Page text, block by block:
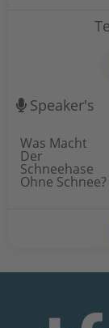
Speaker's
Was Macht
Der
Schneehase
Ohne Schnee?